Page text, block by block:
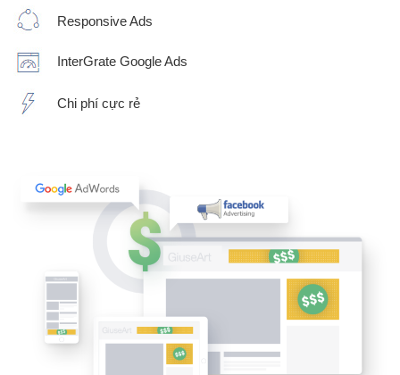
Responsive Ads
InterGrate Google Ads
Chi phí cực rẻ